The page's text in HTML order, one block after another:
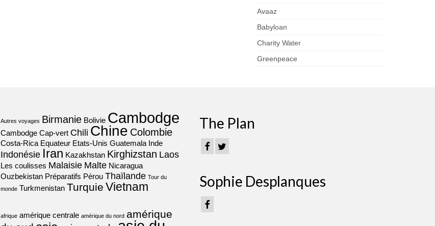
Avaaz
Babyloan
Charity Water
Greenpeace
Autres voyages Birmanie Bolivie Cambodge
Cambodge Cap-vert Chili Chine Colombie
Costa-Rica Equateur Etats-Unis Guatemala Inde
Indonésie Iran Kazakhstan Kirghizstan Laos
Les coulisses Malaisie Malte Nicaragua
Ouzbekistan Préparatifs Pérou Thaïlande Tour du
monde Turkmenistan Turquie Vietnam
afrique amérique centrale amérique du nord amérique
The Plan
Sophie Desplanques